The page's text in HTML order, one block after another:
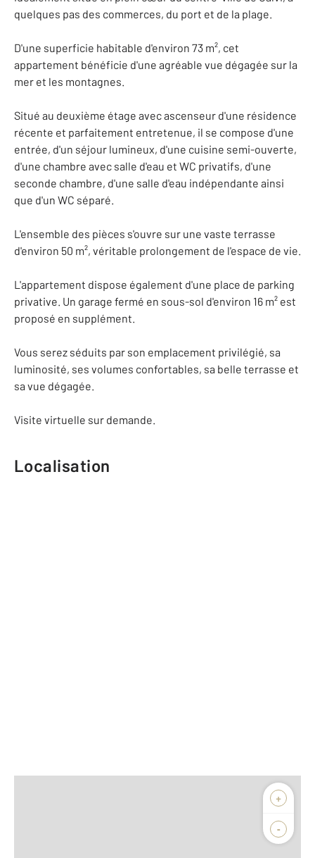
quelques pas des commerces, du port et de la plage.
D'une superficie habitable d'environ 73 m², cet
appartement bénéficie d'une agréable vue dégagée sur la
mer et les montagnes.
Situé au deuxième étage avec ascenseur d'une résidence
récente et parfaitement entretenue, il se compose d'une
entrée, d'un séjour lumineux, d'une cuisine semi-ouverte,
d'une chambre avec salle d'eau et WC privatifs, d'une
seconde chambre, d'une salle d'eau indépendante ainsi
que d'un WC séparé.
L'ensemble des pièces s'ouvre sur une vaste terrasse
d'environ 50 m², véritable prolongement de l'espace de vie.
L'appartement dispose également d'une place de parking
privative. Un garage fermé en sous-sol d'environ 16 m² est
proposé en supplément.
Vous serez séduits par son emplacement privilégié, sa
luminosité, ses volumes confortables, sa belle terrasse et
sa vue dégagée.
Visite virtuelle sur demande.
Localisation
+
-
Biens vendus